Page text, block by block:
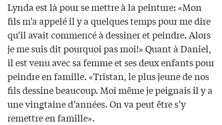
Lynda est là pour se mettre à la peinture: «Mon
fils m’a appelé il y a quelques temps pour me dire
qu’il avait commencé à dessiner et peindre. Alors
je me suis dit pourquoi pas moi!» Quant à Daniel,
il est venu avec sa femme et ses deux enfants pour
peindre en famille. «Tristan, le plus jeune de nos
fils dessine beaucoup. Moi même je peignais il y a
une vingtaine d’années. On va peut être s’y
remettre en famille».